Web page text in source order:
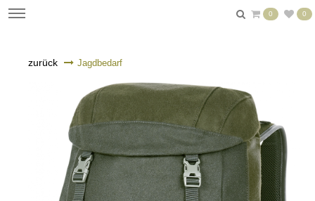
0 0
zurück Jagdbedarf